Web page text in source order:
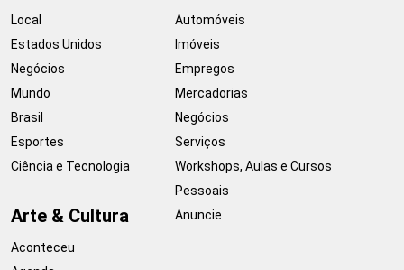
Local
Estados Unidos
Negócios
Mundo
Brasil
Esportes
Ciência e Tecnologia
Arte & Cultura
Aconteceu
Automóveis
Imóveis
Empregos
Mercadorias
Negócios
Serviços
Workshops, Aulas e Cursos
Pessoais
Anuncie